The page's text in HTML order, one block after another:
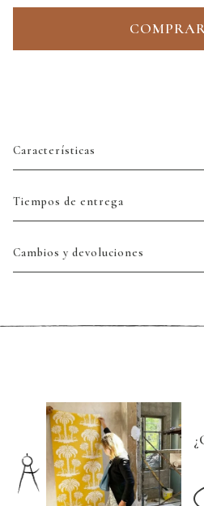
Características
Tiempos de entrega
Cambios y devoluciones